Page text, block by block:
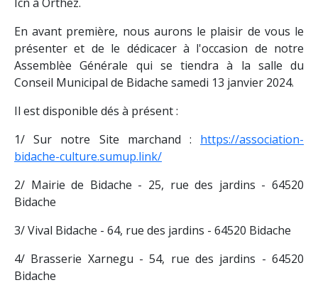
En avant première, nous aurons le plaisir de vous le
présenter et de le dédicacer à l'occasion de notre
Assemblèe Générale qui se tiendra à la salle du
Conseil Municipal de Bidache samedi 13 janvier 2024.
Il est disponible dés à présent :
1/ Sur notre Site marchand : https://association-
bidache-culture.sumup.link/
2/ Mairie de Bidache - 25, rue des jardins - 64520
Bidache
3/ Vival Bidache - 64, rue des jardins - 64520 Bidache
4/ Brasserie Xarnegu - 54, rue des jardins - 64520
Bidache